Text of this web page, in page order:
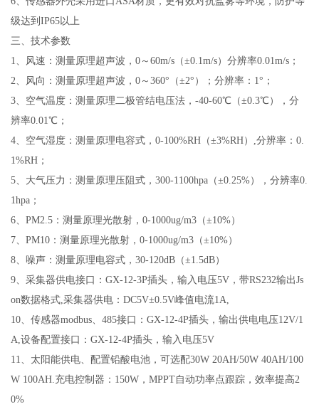
级达到IP65以上
三、技术参数
1
、风速：测量原理超声波，0 ～60m/s （±0.1m/s）分辨率0.01m/s ；
2 、风向：测量原理超声波，0 ～360°（±2°）；分辨率：1°；
3 、空气温度：测量原理二极管结电压法，-40-60℃（±0.3℃），分
辨率0.01℃；
4 、空气湿度：测量原理电容式，0-100%RH （±3%RH）,分辨率：0.
1%RH；
5 、大气压力：测量原理压阻式，300-1100hpa （±0.25%），分辨率0.
1hpa；
6 、PM2.5 ：测量原理光散射，0-1000ug/m3 （±10%）
7 、PM10 ：测量原理光散射，0-1000ug/m3 （±10%）
8 、噪声：测量原理电容式，30-120dB （±1.5dB）
9 、采集器供电接口：GX-12-3P插头，输入电压5V ，带RS232输出Js
on数据格式 ,采集器供电：DC5V±0.5V峰值电流1A,
10 、传感器modbus 、485接口：GX-12-4P插头，输出供电电压12V/1
A,设备配置接口：GX-12-4P插头，输入电压5V
11
、太阳能供电、配置铅酸电池，可选配30W 20AH/50W 40AH/100
W 100AH. 充电控制器： 150W ，MPPT自动功率点跟踪，效率提高2
0%